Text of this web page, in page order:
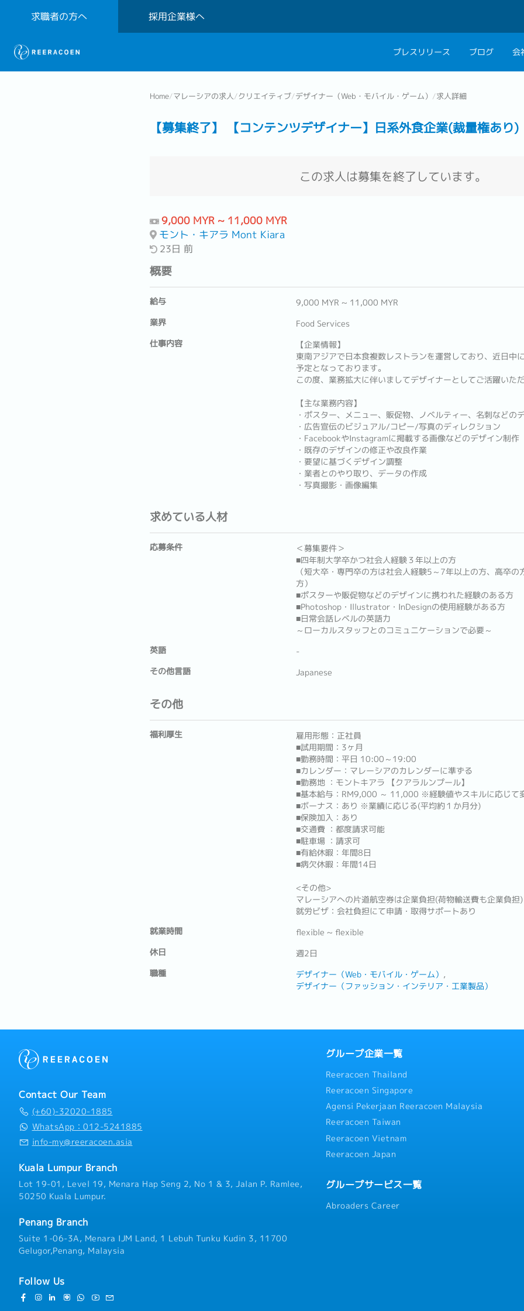
求職者の方へ 採用企業様へ
プレスリリース ブログ 会
会社概要
Home/マレーシアの求人/クリエイティブ/デザイナー（Web・モバイル・ゲーム） /求人詳細
【募集終了】 【コンテンツデザイナー】日系外食企業(裁量権あり)
この求人は募集を終了しています。
9,000 MYR ~ 11,000 MYR
モント・キアラ Mont Kiara
23日 前
概要
給与
9,000 MYR ~ 11,000 MYR
業界
Food Services
仕事内容
【企業情報】
東南アジアで日本食複数レストランを運営しており、近日中
予定となっております。
この度、業務拡大に伴いましてデザイナーとしてご活躍いた
【主な業務内容】
・ポスター、メニュー、販促物、ノベルティー、名刺などの
・広告宣伝のビジュアル/コピー/写真のディレクション
・FacebookやInstagramに掲載する画像などのデザイン制作
・既存のデザインの修正や改良作業
・要望に基づくデザイン調整
・業者とのやり取り、データの作成
・写真撮影・画像編集
求めている人材
応募条件
＜募集要件＞
■四年制大学卒かつ社会人経験３年以上の方
（短大卒・専門卒の方は社会人経験5～7年以上の方、高卒
方）
■ポスターや販促物などのデザインに携われた経験のある方
■Photoshop・Illustrator・InDesignの使用経験がある方
■日常会話レベルの英語力
～ローカルスタッフとのコミュニケーションで必要～
英語
-
その他言語
Japanese
その他
福利厚生
雇用形態：正社員
■試用期間：3ヶ月
■勤務時間：平日 10:00～19:00
■カレンダー：マレーシアのカレンダーに準ずる
■勤務地 ：モントキアラ 【クアラルンプール】
■基本給与：RM9,000 ～ 11,000 ※経験値やスキルに応じて
■ボーナス：あり ※業績に応じる(平均約１か月分)
■保険加入：あり
■交通費 ：都度請求可能
■駐車場 ：請求可
■有給休暇：年間8日
■病欠休暇：年間14日
<その他>
マレーシアへの片道航空券は企業負担(荷物輸送費も企業負担)
就労ビザ：会社負担にて申請・取得サポートあり
就業時間
flexible ~ flexible
休日
週2日
職種
デザイナー（Web・モバイル・ゲーム）
デザイナー（ファッション・インテリア・工業製品）
Contact Our Team
(+60)-32020-1885
WhatsApp：012-5241885
info-my@reeracoen.asia
Kuala Lumpur Branch
Lot 19-01, Level 19, Menara Hap Seng 2, No 1 & 3, Jalan P. Ramlee,
50250 Kuala Lumpur.
Penang Branch
Suite 1-06-3A, Menara IJM Land, 1 Lebuh Tunku Kudin 3, 11700
Gelugor,Penang, Malaysia
Follow Us
グループ企業一覧
Reeracoen Thailand
Reeracoen Singapore
Agensi Pekerjaan Reeracoen Malaysia
Reeracoen Taiwan
Reeracoen Vietnam
Reeracoen Japan
グループサービス一覧
Abroaders Career